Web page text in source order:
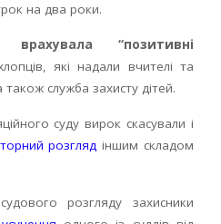
на два роки.
врахувала “позитивні
які надали вчителі та
служба захисту дітей.
суду вирок скасували і
розгляд іншим складом
розгляду захисники